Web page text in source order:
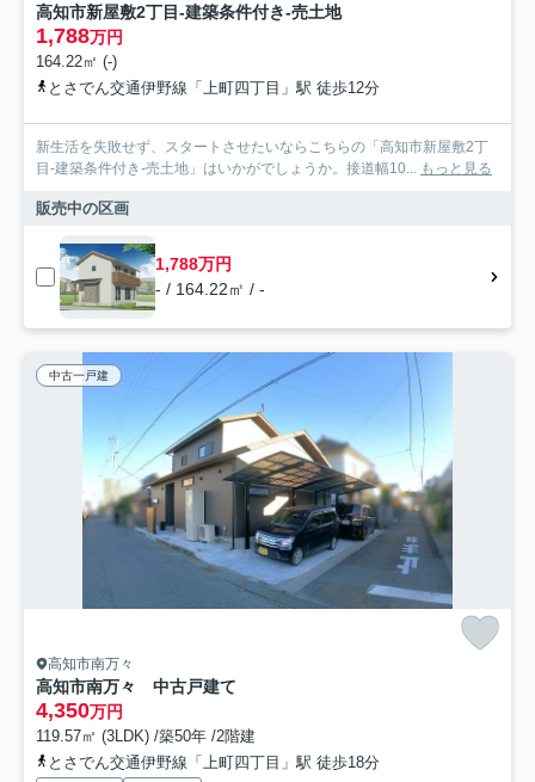
高知市新屋敷2丁目-建築条件付き-売土地
1,788万円
164.22㎡ (-)
とさでん交通伊野線「上町四丁目」駅 徒歩12分
新生活を失敗せず、スタートさせたいならこちらの「高知市新屋敷2丁
目-建築条件付き-売土地」はいかがでしょうか。接道幅10... もっと見る
販売中の区画
1,788万円
- / 164.22㎡ / -
中古一戸建
高知市南万々
高知市南万々 中古戸建て
4,350万円
119.57㎡ (3LDK) /築50年 /2階建
とさでん交通伊野線「上町四丁目」駅 徒歩18分